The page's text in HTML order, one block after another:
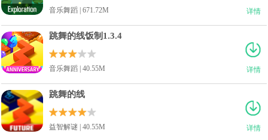
详情
音乐舞蹈 | 671.72M
详情
跳舞的线饭制1.3.4
音乐舞蹈 | 40.55M
详情
跳舞的线
益智解谜 | 40.55M